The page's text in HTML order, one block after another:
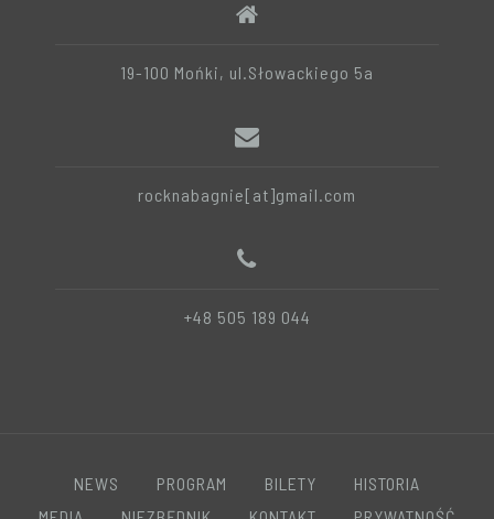
19-100 Mońki, ul.Słowackiego 5a
rocknabagnie[at]gmail.com
+48 505 189 044
NEWS PROGRAM BILETY
HISTORIA